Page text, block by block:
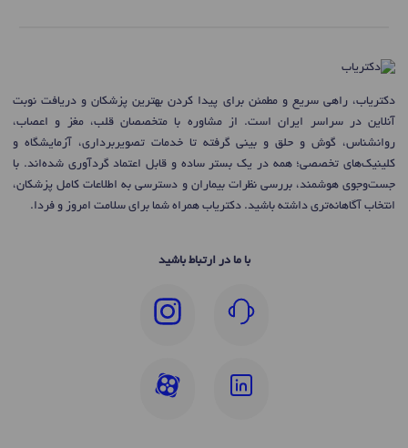
دکتریاب، راهی سریع و مطمئن برای پیدا کردن بهترین پزشکان و دریافت نوبت
آنلاین در سراسر ایران است. از مشاوره با متخصصان قلب، مغز و اعصاب،
روانشناس، گوش و حلق و بینی گرفته تا خدمات تصویربرداری، آزمایشگاه و
کلینیک‌های تخصصی؛ همه در یک بستر ساده و قابل اعتماد گردآوری شده‌اند. با
جست‌وجوی هوشمند، بررسی نظرات بیماران و دسترسی به اطلاعات کامل پزشکان،
انتخاب آگاهانه‌تری داشته باشید. دکتریاب همراه شما برای سلامت امروز و فردا.
با ما در ارتباط باشید